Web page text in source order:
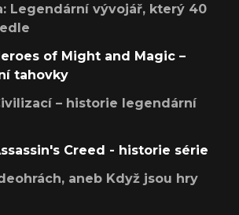
Legendární vývojář, který 40
of Might and Magic –
tahovky
– historie legendární
Creed - historie série
aneb Když jsou hry